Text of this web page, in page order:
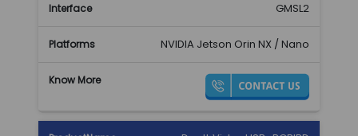
GMSL2
NVIDIA Jetson Orin NX / Nano